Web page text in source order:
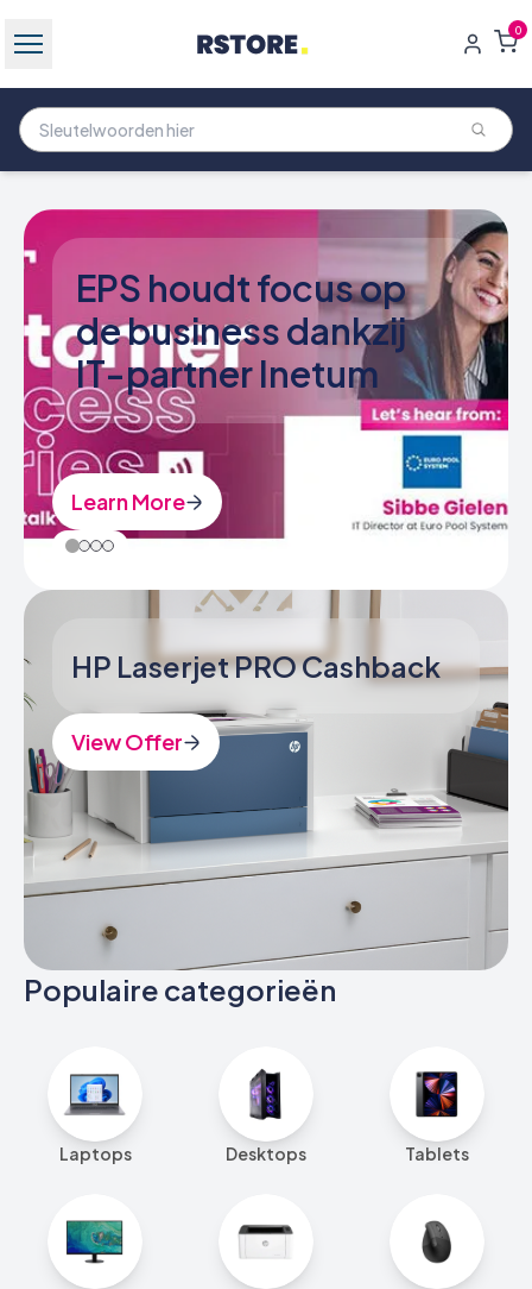
0
Workplace Platform
Solutions (WPS)
Learn More
HP Laserjet PRO Cashback
View Offer
Populaire categorieën
Laptops Desktops Tablets